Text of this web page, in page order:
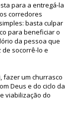
para a entregá-la
corredores
basta culpar
para beneficiar o
da pessoa que
socorrê-lo e
fazer um churrasco
Deus e do ciclo da
viabilização do